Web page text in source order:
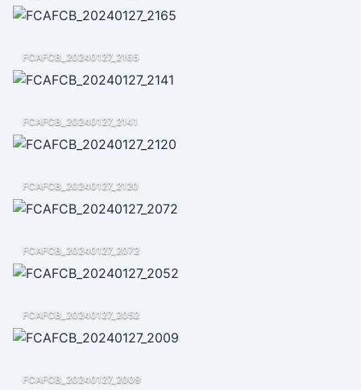
FCAFCB_20240127_2165
FCAFCB_20240127_2141
FCAFCB_20240127_2120
FCAFCB_20240127_2072
FCAFCB_20240127_2052
FCAFCB_20240127_2009